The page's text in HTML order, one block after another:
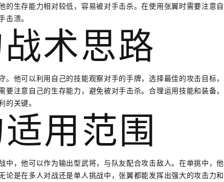
的生存能力相对较低，容易被对手击杀。在使用张翼时需要注意自
溃。
术思路
他可以利用自己的技能观察对手的手牌，选择最佳的攻击目标，
注意自己的生存能力，避免被对手击杀。合理运用技能和装备，
关键。
用范围
中，他可以作为输出型武将，与队友配合攻击敌人。在单挑中，他
论是在多人对战还是单人挑战中，张翼都能发挥出强大的攻击力和